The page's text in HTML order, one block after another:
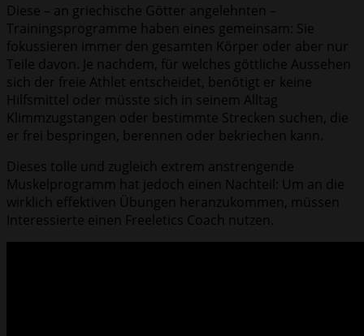
Diese – an griechische Götter angelehnten –
Trainingsprogramme haben eines gemeinsam: Sie
fokussieren immer den gesamten Körper oder aber nur
Teile davon. Je nachdem, für welches göttliche Aussehen
sich der freie Athlet entscheidet, benötigt er keine
Hilfsmittel oder müsste sich in seinem Alltag
Klimmzugstangen oder bestimmte Strecken suchen, die
er frei bespringen, berennen oder bekriechen kann.
Dieses tolle und zugleich extrem anstrengende
Muskelprogramm hat jedoch einen Nachteil: Um an die
wirklich effektiven Übungen heranzukommen, müssen
Interessierte einen Freeletics Coach nutzen.